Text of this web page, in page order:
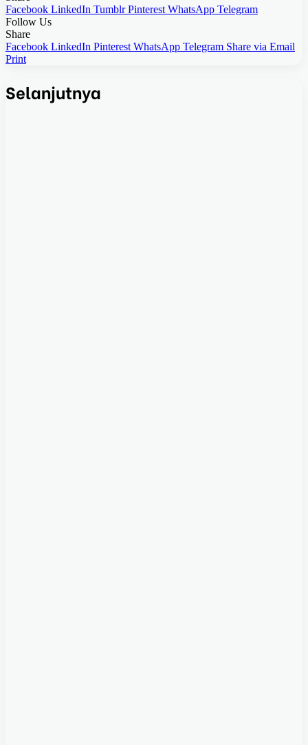
Facebook LinkedIn Tumblr Pinterest WhatsApp Telegram
Follow Us
Share
Facebook LinkedIn Pinterest WhatsApp Telegram Share via Email
Print
Selanjutnya